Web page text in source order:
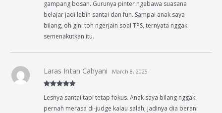
gampang bosan. Gurunya pinter ngebawa suasana
belajar jadi lebih santai dan fun. Sampai anak saya
bilang, oh gini toh ngerjain soal TPS, ternyata nggak
semenakutkan itu.
of 5
Laras Intan Cahyani March 8, 2025
Lesnya santai tapi tetap fokus. Anak saya bilang nggak
pernah merasa di-judge kalau salah, jadinya dia berani